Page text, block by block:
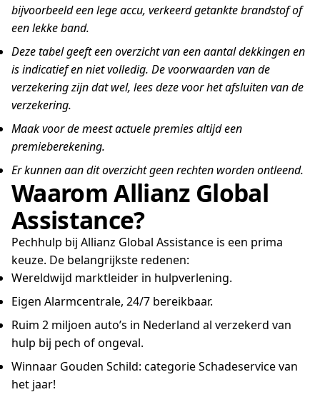
bijvoorbeeld een lege accu, verkeerd getankte brandstof of
een lekke band.
Deze tabel geeft een overzicht van een aantal dekkingen en
is indicatief en niet volledig. De voorwaarden van de
verzekering zijn dat wel, lees deze voor het afsluiten van de
verzekering.
Maak voor de meest actuele premies altijd een
premieberekening.
Er kunnen aan dit overzicht geen rechten worden ontleend.
Waarom Allianz Global
Assistance?
Pechhulp bij Allianz Global Assistance is een prima
keuze. De belangrijkste redenen:
Wereldwijd marktleider in hulpverlening.
Eigen Alarmcentrale, 24/7 bereikbaar.
Ruim 2 miljoen auto’s in Nederland al verzekerd van
hulp bij pech of ongeval.
Winnaar Gouden Schild: categorie Schadeservice van
het jaar!